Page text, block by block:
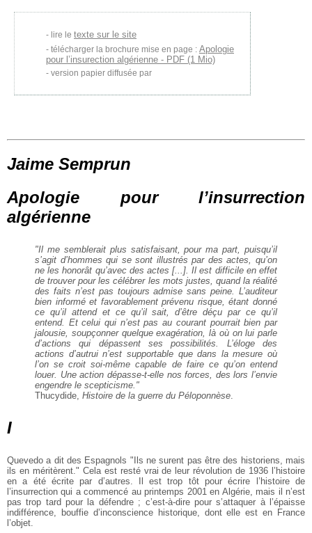
lire le texte sur le site
télécharger la brochure mise en page : Apologie
pour l’insurection algérienne - PDF (1 Mio)
version papier diffusée par
Jaime Semprun
Apologie pour l’insurrection
algérienne
"Il me semblerait plus satisfaisant, pour ma part, puisqu’il
s’agit d’hommes qui se sont illustrés par des actes, qu’on
ne les honorât qu’avec des actes [...]. Il est difficile en effet
de trouver pour les célébrer les mots justes, quand la réalité
des faits n’est pas toujours admise sans peine. L’auditeur
bien informé et favorablement prévenu risque, étant donné
ce qu’il attend et ce qu’il sait, d’être déçu par ce qu’il
entend. Et celui qui n’est pas au courant pourrait bien par
jalousie, soupçonner quelque exagération, là où on lui parle
d’actions qui dépassent ses possibilités. L’éloge des
actions d’autrui n’est supportable que dans la mesure où
l’on se croit soi-même capable de faire ce qu’on entend
louer. Une action dépasse-t-elle nos forces, des lors l’envie
engendre le scepticisme."
Thucydide, Histoire de la guerre du Péloponnèse
I
Quevedo a dit des Espagnols "Ils ne surent pas être des historiens, mais
ils en méritèrent." Cela est resté vrai de leur révolution de 1936 l’histoire
en a été écrite par d’autres. Il est trop tôt pour écrire l’histoire de
l’insurrection qui a commencé au printemps 2001 en Algérie, mais il n’est
pas trop tard pour la défendre ; c’est-à-dire pour s’attaquer à l’épaisse
indifférence, bouffie d’inconscience historique, dont elle est en France
l’objet.